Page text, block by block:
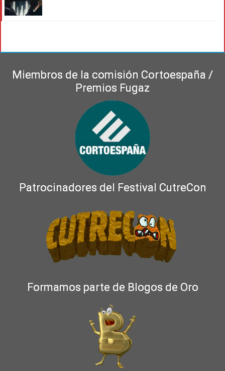
Miembros de la comisión Cortoespaña /
Premios Fugaz
Patrocinadores del Festival CutreCon
Formamos parte de Blogos de Oro